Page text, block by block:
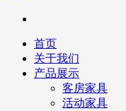
首页
关于我们
产品展示
客房家具
活动家具